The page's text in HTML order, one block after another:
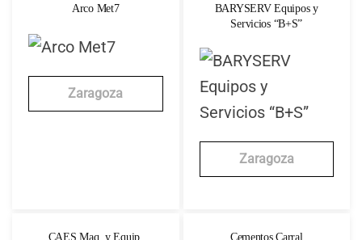
Arco Met7
Zaragoza
BARYSERV Equipos y
Servicios “B+S”
Zaragoza
CAES Maq. y Equip. Cementos Carral